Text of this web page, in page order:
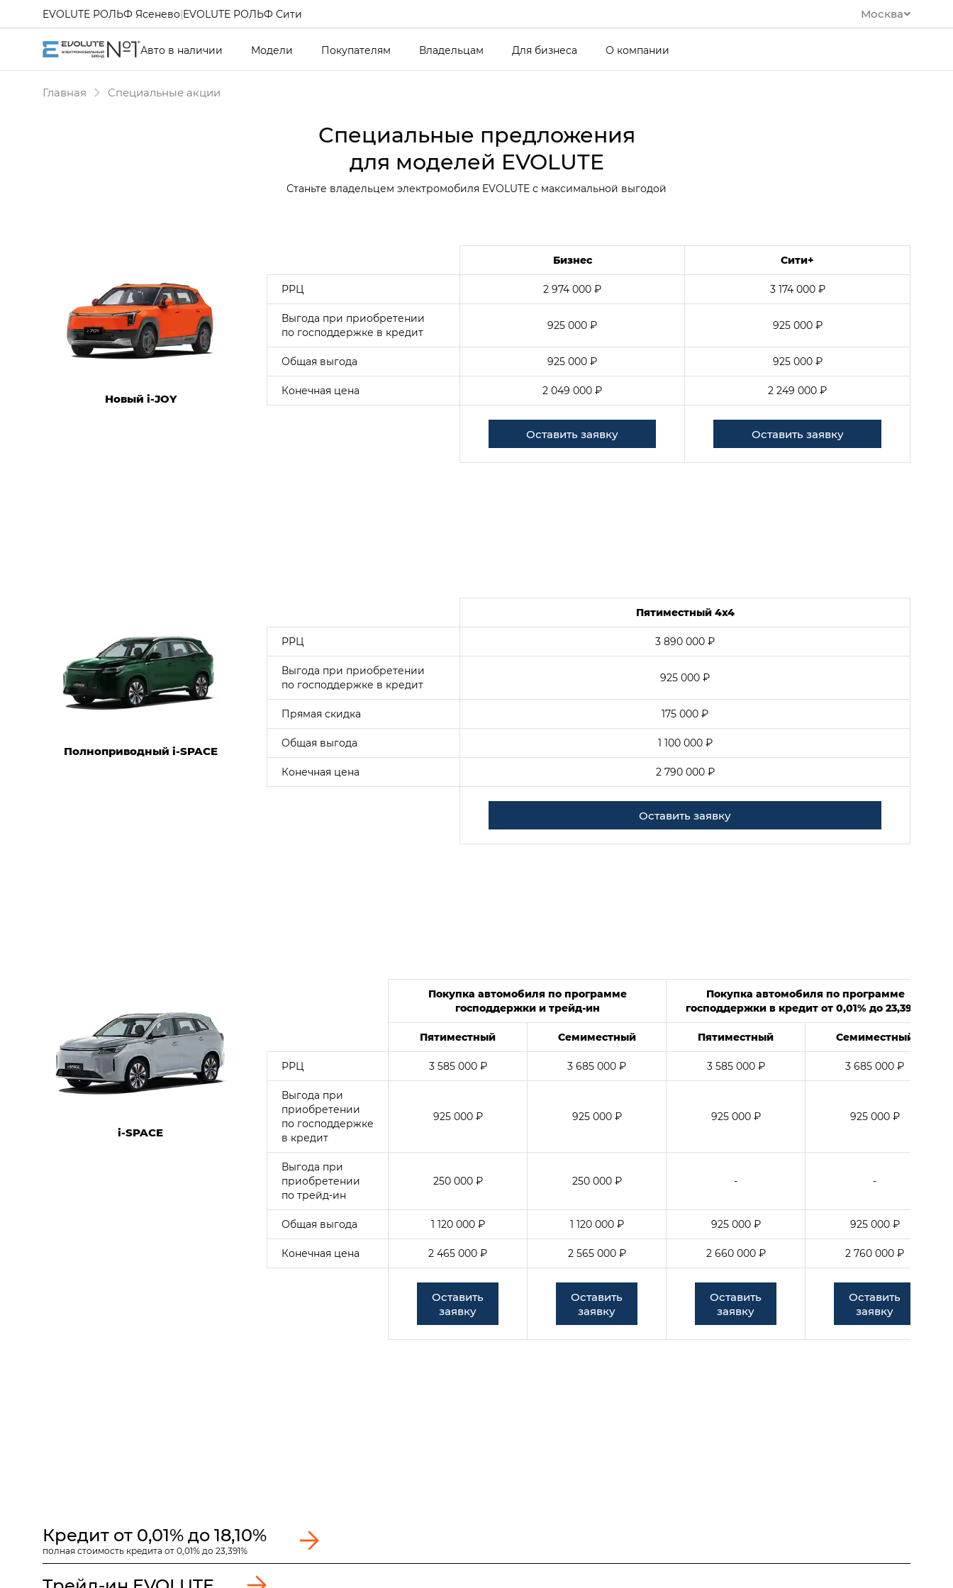
Москва
EVOLUTE РОЛЬФ Ясенево|EVOLUTE РОЛЬФ Сити
Авто в наличии Модели Покупателям Владельцам Для бизнеса О компании
Главная Специальные акции
Специальные предложения
для моделей EVOLUTE
Станьте владельцем электромобиля EVOLUTE с максимальной выгодой
Новый i‑JOY
Бизнес Сити+
РРЦ 2 974 000 ₽ 3 174 000 ₽
Выгода при приобретении
по господдержке в кредит
925 000 ₽ 925 000 ₽
Общая выгода 925 000 ₽ 925 000 ₽
Конечная цена 2 049 000 ₽ 2 249 000 ₽
Оставить заявку Оставить заявку
Полноприводный i‑SPACE
Пятиместный 4x4
РРЦ 3 890 000 ₽
Выгода при приобретении
по господдержке в кредит
925 000 ₽
Прямая скидка 175 000 ₽
Общая выгода 1 100 000 ₽
Конечная цена 2 790 000 ₽
Оставить заявку
i‑SPACE
Покупка автомобиля по программе
господдержки и трейд-ин
Покупка автомобиля по программе
господдержки в кредит от 0,01% до 23,391%
Пятиместный Семиместный Пятиместный Семиместный
РРЦ 3 585 000 ₽ 3 685 000 ₽ 3 585 000 ₽ 3 685 000 ₽
Выгода при
приобретении
по господдержке
в кредит
925 000 ₽ 925 000 ₽ 925 000 ₽ 925 000 ₽
Выгода при
приобретении
по трейд-ин
250 000 ₽ 250 000 ₽ - -
Общая выгода 1 120 000 ₽ 1 120 000 ₽ 925 000 ₽ 925 000 ₽
Конечная цена 2 465 000 ₽ 2 565 000 ₽ 2 660 000 ₽ 2 760 000 ₽
Оставить
заявку
Оставить
заявку
Оставить
заявку
Оставить
заявку
Кредит от 0,01% до 18,10%
полная стоимость кредита от 0,01% до 23,391%